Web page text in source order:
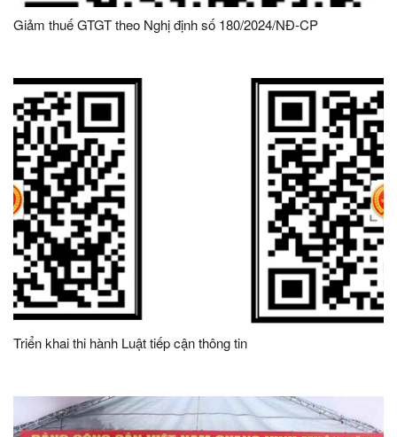
Giảm thuế GTGT theo Nghị định số 180/2024/NĐ-CP
Triển khai thi hành Luật tiếp cận thông tin